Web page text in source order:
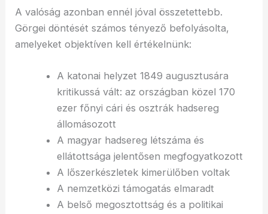
A valóság azonban ennél jóval összetettebb.
Görgei döntését számos tényező befolyásolta,
amelyeket objektíven kell értékelnünk:
A katonai helyzet 1849 augusztusára
kritikussá vált: az országban közel 170
ezer főnyi cári és osztrák hadsereg
állomásozott
A magyar hadsereg létszáma és
ellátottsága jelentősen megfogyatkozott
A lőszerkészletek kimerülőben voltak
A nemzetközi támogatás elmaradt
A belső megosztottság és a politikai